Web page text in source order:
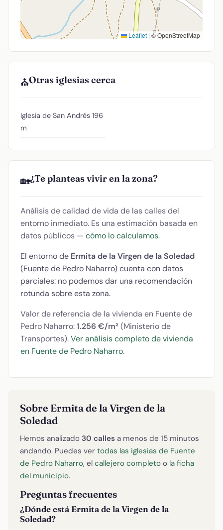
Leaflet | © OpenStreetMap
⛪Otras iglesias cerca
Iglesia de San Andrés 196
m
🏡¿Te planteas vivir en la zona?
Análisis de calidad de vida de las calles del
entorno inmediato. Es una estimación basada en
datos públicos — cómo lo calculamos.
El entorno de Ermita de la Virgen de la Soledad
(Fuente de Pedro Naharro) cuenta con datos
parciales: no podemos dar una recomendación
rotunda sobre esta zona.
Valor de referencia de la vivienda en Fuente de
Pedro Naharro:1.256 €/m² (Ministerio de
Transportes).Ver análisis completo de vivienda
en Fuente de Pedro Naharro.
Sobre Ermita de la Virgen de la
Soledad
Hemos analizado 30 calles a menos de 15 minutos
andando. Puedes ver todas las iglesias de Fuente
de Pedro Naharro, el callejero completo o la ficha
del municipio.
Preguntas frecuentes
¿Dónde está Ermita de la Virgen de la
Soledad?